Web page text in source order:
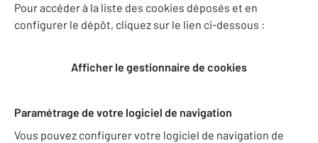
Pour accéder à la liste des cookies déposés et en
configurer le dépôt, cliquez sur le lien ci-dessous :
Afficher le gestionnaire de cookies
Paramétrage de votre logiciel de navigation
Vous pouvez configurer votre logiciel de navigation de